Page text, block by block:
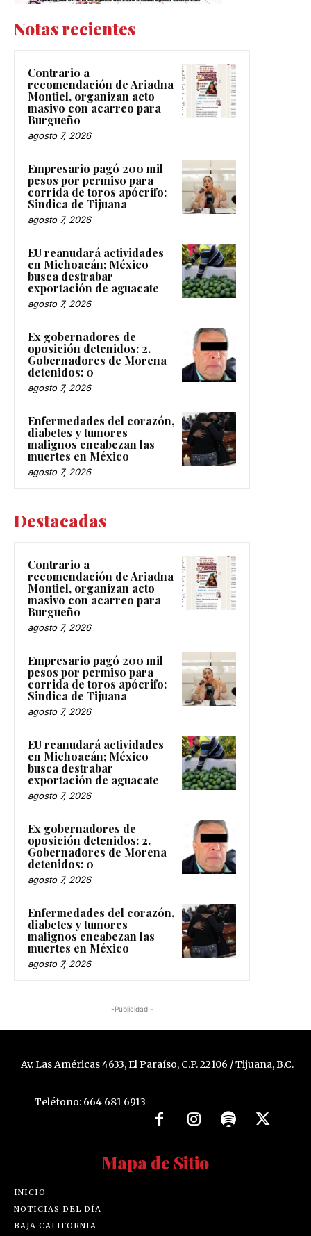
Notas recientes
Contrario a
recomendación de Ariadna
Montiel, organizan acto
masivo con acarreo para
Burgueño
agosto 7, 2026
Empresario pagó 200 mil
pesos por permiso para
corrida de toros apócrifo:
Sindica de Tijuana
agosto 7, 2026
EU reanudará actividades
en Michoacán; México
busca destrabar
exportación de aguacate
agosto 7, 2026
Ex gobernadores de
oposición detenidos: 2.
Gobernadores de Morena
detenidos: 0
agosto 7, 2026
Enfermedades del corazón,
diabetes y tumores
malignos encabezan las
muertes en México
agosto 7, 2026
Destacadas
Contrario a
recomendación de Ariadna
Montiel, organizan acto
masivo con acarreo para
Burgueño
agosto 7, 2026
Empresario pagó 200 mil
pesos por permiso para
corrida de toros apócrifo:
Sindica de Tijuana
agosto 7, 2026
EU reanudará actividades
en Michoacán; México
busca destrabar
exportación de aguacate
agosto 7, 2026
Ex gobernadores de
oposición detenidos: 2.
Gobernadores de Morena
detenidos: 0
agosto 7, 2026
Enfermedades del corazón,
diabetes y tumores
malignos encabezan las
muertes en México
agosto 7, 2026
-Publicidad -
Av. Las Américas 4633, El Paraíso, C.P. 22106 / Tijuana, B.C.
Teléfono: 664 681 6913
Mapa de Sitio
INICIO
NOTICIAS DEL DÍA
BAJA CALIFORNIA